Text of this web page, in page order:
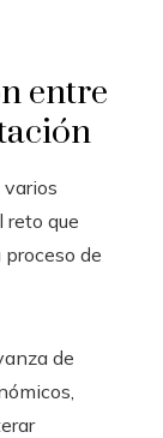
entre
que
de
de